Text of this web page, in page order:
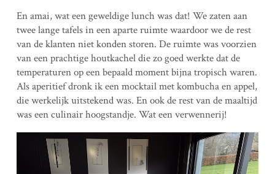
En amai, wat een geweldige lunch was dat! We zaten aan
twee lange tafels in een aparte ruimte waardoor we de rest
van de klanten niet konden storen. De ruimte was voorzien
van een prachtige houtkachel die zo goed werkte dat de
temperaturen op een bepaald moment bijna tropisch waren.
Als aperitief dronk ik een mocktail met kombucha en appel,
die werkelijk uitstekend was. En ook de rest van de maaltijd
was een culinair hoogstandje. Wat een verwennerij!